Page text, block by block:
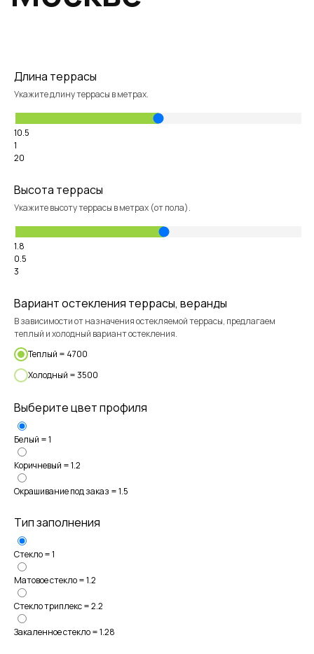
Длина террасы
Укажите длину террасы в метрах.
10.5
1
20
Высота террасы
Укажите высоту террасы в метрах (от пола).
1.8
0.5
3
Вариант остекления террасы, веранды
В зависимости от назначения остекляемой террасы, предлагаем
теплый и холодный вариант остекления.
Теплый = 4700
Холодный = 3500
Выберите цвет профиля
Белый = 1
Коричневый = 1.2
Окрашивание под заказ = 1.5
Тип заполнения
Стекло = 1
Матовое стекло = 1.2
Стекло триплекс = 2.2
Закаленное стекло = 1.28
Остекление
террасы цена